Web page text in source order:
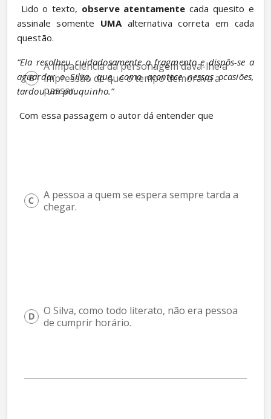
Lido o texto, observe atentamente cada quesito e
assinale somente UMA alternativa correta em cada
questão.
“Ela recolheu cuidadosamente o fragmento e dispôs-se a
aguardar o Silva, que, como acontece nessas ocasiões,
tardou um pouquinho.”
Com essa passagem o autor dá entender que
A impaciência da personagem dava-lhe a
impressão de que o tempo demorava a
passar.
A pessoa a quem se espera sempre tarda a
chegar.
O Silva, como todo literato, não era pessoa
de cumprir horário.